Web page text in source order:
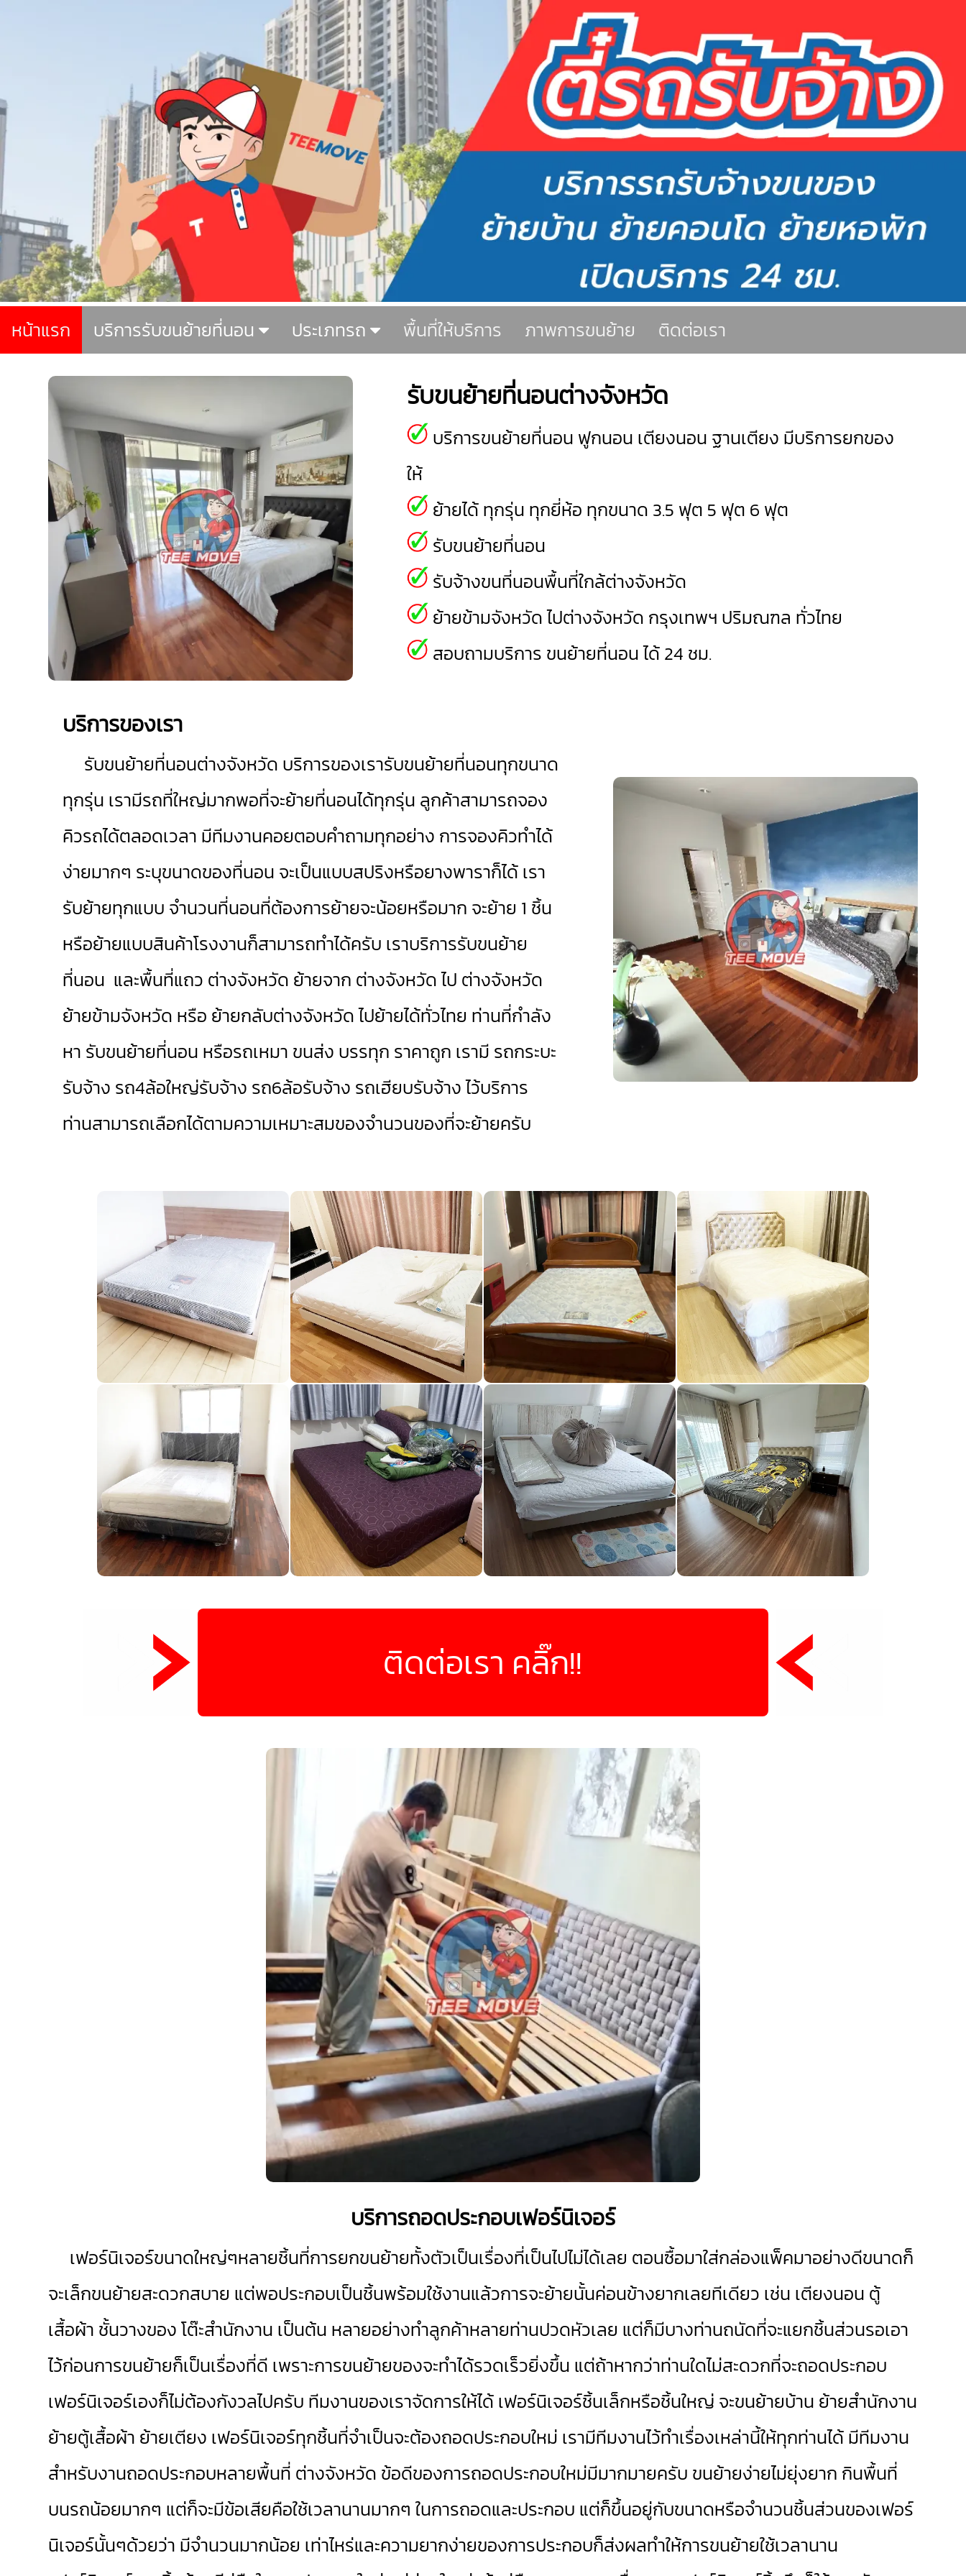
หน้าแรก บริการรับขนย้ายที่นอน ประเภทรถ พื้นที่ให้บริการ ภาพการขนย้าย ติดต่อเรา
รับขนย้ายที่นอนต่างจังหวัด
บริการขนย้ายที่นอน ฟูกนอน เตียงนอน ฐานเตียง มีบริการยกของ
ให้
ย้ายได้ ทุกรุ่น ทุกยี่ห้อ ทุกขนาด 3.5 ฟุต 5 ฟุต 6 ฟุต
รับขนย้ายที่นอน
รับจ้างขนที่นอนพื้นที่ใกล้ต่างจังหวัด
ย้ายข้ามจังหวัด ไปต่างจังหวัด กรุงเทพฯ ปริมณฑล ทั่วไทย
สอบถามบริการ ขนย้ายที่นอน ได้ 24 ชม.
บริการของเรา
รับขนย้ายที่นอนต่างจังหวัด บริการของเรารับขนย้ายที่นอนทุกขนาด
ทุกรุ่น เรามีรถที่ใหญ่มากพอที่จะย้ายที่นอนได้ทุกรุ่น ลูกค้าสามารถจอง
คิวรถได้ตลอดเวลา มีทีมงานคอยตอบคำถามทุกอย่าง การจองคิวทำได้
ง่ายมากๆ ระบุขนาดของที่นอน จะเป็นแบบสปริงหรือยางพาราก็ได้ เรา
รับย้ายทุกแบบ จำนวนที่นอนที่ต้องการย้ายจะน้อยหรือมาก จะย้าย 1 ชิ้น
หรือย้ายแบบสินค้าโรงงานก็สามารถทำได้ครับ เราบริการรับขนย้าย
ที่นอน และพื้นที่แถว ต่างจังหวัด ย้ายจาก ต่างจังหวัด ไป ต่างจังหวัด
ย้ายข้ามจังหวัด หรือ ย้ายกลับต่างจังหวัด ไปย้ายได้ทั่วไทย ท่านที่กำลัง
หา รับขนย้ายที่นอน หรือรถเหมา ขนส่ง บรรทุก ราคาถูก เรามี รถกระบะ
รับจ้าง รถ4ล้อใหญ่รับจ้าง รถ6ล้อรับจ้าง รถเฮียบรับจ้างไว้บริการ
ท่านสามารถเลือกได้ตามความเหมาะสมของจำนวนของที่จะย้ายครับ
ติดต่อเรา คลิ๊ก!!
บริการถอดประกอบเฟอร์นิเจอร์
เฟอร์นิเจอร์ขนาดใหญ่ๆหลายชิ้นที่การยกขนย้ายทั้งตัวเป็นเรื่องที่เป็นไปไม่ได้เลย ตอนซื้อมาใส่กล่องแพ็คมาอย่างดีขนาดก็
จะเล็กขนย้ายสะดวกสบาย แต่พอประกอบเป็นชิ้นพร้อมใช้งานแล้วการจะย้ายนั้นค่อนข้างยากเลยทีเดียว เช่น เตียงนอน ตู้
เสื้อผ้า ชั้นวางของ โต๊ะสำนักงาน เป็นต้น หลายอย่างทำลูกค้าหลายท่านปวดหัวเลย แต่ก็มีบางท่านถนัดที่จะแยกชิ้นส่วนรอเอา
ไว้ก่อนการขนย้ายก็เป็นเรื่องที่ดี เพราะการขนย้ายของจะทำได้รวดเร็วยิ่งขึ้น แต่ถ้าหากว่าท่านใดไม่สะดวกที่จะถอดประกอบ
เฟอร์นิเจอร์เองก็ไม่ต้องกังวลไปครับ ทีมงานของเราจัดการให้ได้ เฟอร์นิเจอร์ชิ้นเล็กหรือชิ้นใหญ่ จะขนย้ายบ้าน ย้ายสำนักงาน
ย้ายตู้เสื้อผ้า ย้ายเตียง เฟอร์นิเจอร์ทุกชิ้นที่จำเป็นจะต้องถอดประกอบใหม่ เรามีทีมงานไว้ทำเรื่องเหล่านี้ให้ทุกท่านได้ มีทีมงาน
สำหรับงานถอดประกอบหลายพื้นที่ ต่างจังหวัด ข้อดีของการถอดประกอบใหม่มีมากมายครับ ขนย้ายง่ายไม่ยุ่งยาก กินพื้นที่
บนรถน้อยมากๆ แต่ก็จะมีข้อเสียคือใช้เวลานานมากๆ ในการถอดและประกอบ แต่ก็ขึ้นอยู่กับขนาดหรือจำนวนชิ้นส่วนของเฟอร์
นิเจอร์นั้นๆด้วยว่า มีจำนวนมากน้อย เท่าไหร่และความยากง่ายของการประกอบก็ส่งผลทำให้การขนย้ายใช้เวลานาน